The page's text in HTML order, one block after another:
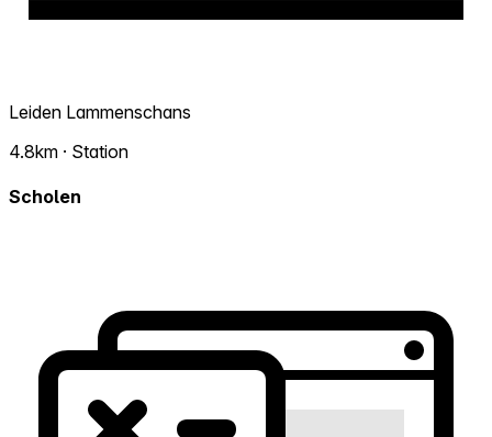
Leiden Lammenschans
4.8km · Station
Scholen